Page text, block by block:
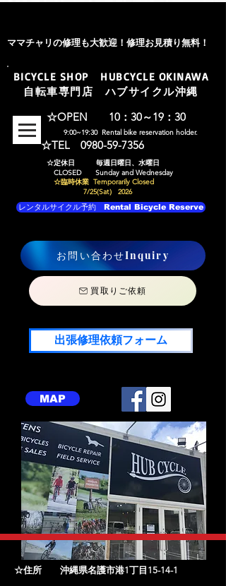
ママチャリの修理も大歓迎！修理お見積り無料！
BICYCLE SHOP HUBCYCLE OKINAWA
​自転車専門店 ハブサイクル沖縄
​☆OPEN 10：30～19：30
​9:00~19:30 Rental bike reservation holder.
☆TEL 0980-59-7356
​☆定休日 毎週日曜日、水曜日
​ CLOSED Sunday and Wednesday
☆臨時休業 Temporarily Closed
7/25(Sat） 2026
レンタルサイクル予約 Rental Bicycle Reserve
お問い合わせInquiry
買取りご依頼
出張修理依頼フォーム
MAP
​☆住所 沖縄県名護市港1丁目15-14-1